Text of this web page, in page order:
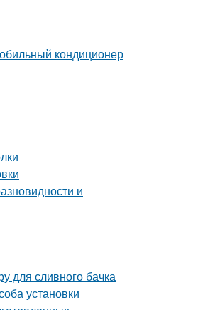
кондиционер
и
для сливного бачка
установки